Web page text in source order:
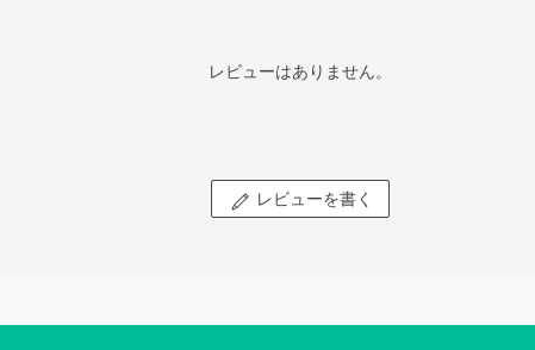
レビューはありません。
レビューを書く